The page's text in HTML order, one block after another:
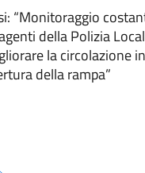
“Monitoraggio
della Polizia
la circolazione in
della rampa”